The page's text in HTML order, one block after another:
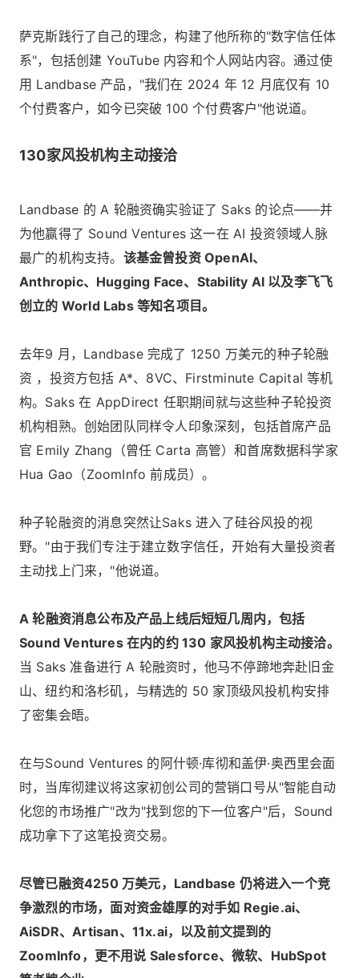
萨克斯践行了自己的理念，构建了他所称的"数字信任体
系"，包括创建 YouTube 内容和个人网站内容。通过使
用 Landbase 产品，"我们在 2024 年 12 月底仅有 10
个付费客户，如今已突破 100 个付费客户"他说道。
130家风投机构主动接洽
Landbase 的 A 轮融资确实验证了 Saks 的论点——并
为他赢得了 Sound Ventures 这一在 AI 投资领域人脉
最广的机构支持。 该基金曾投资 OpenAI、
Anthropic、Hugging Face、Stability AI 以及李飞飞
创立的 World Labs 等知名项目。
去年9 月，Landbase 完成了 1250 万美元的种子轮融
资 ，投资方包括 A*、8VC、Firstminute Capital 等机
构。Saks 在 AppDirect 任职期间就与这些种子轮投资
机构相熟。创始团队同样令人印象深刻，包括首席产品
官 Emily Zhang（曾任 Carta 高管）和首席数据科学家
Hua Gao（ZoomInfo 前成员）。
种子轮融资的消息突然让Saks 进入了硅谷风投的视
野。"由于我们专注于建立数字信任，开始有大量投资者
主动找上门来，"他说道。
A 轮融资消息公布及产品上线后短短几周内，包括
Sound Ventures 在内的约 130 家风投机构主动接洽。
当 Saks 准备进行 A 轮融资时，他马不停蹄地奔赴旧金
山、纽约和洛杉矶，与精选的 50 家顶级风投机构安排
了密集会晤。
在与Sound Ventures 的阿什顿·库彻和盖伊·奥西里会面
时，当库彻建议将这家初创公司的营销口号从"智能自动
化您的市场推广"改为"找到您的下一位客户"后，Sound
成功拿下了这笔投资交易。
尽管已融资4250 万美元，Landbase 仍将进入一个竞
争激烈的市场，面对资金雄厚的对手如 Regie.ai、
AiSDR、Artisan、11x.ai，以及前文提到的
ZoomInfo，更不用说 Salesforce、微软、HubSpot